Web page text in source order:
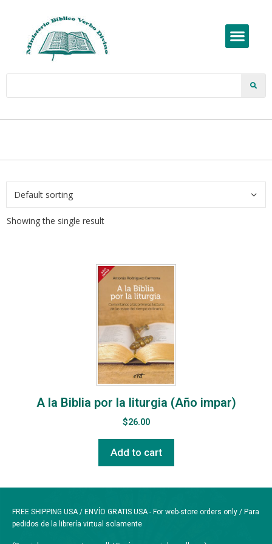
Showing the single result
A la Biblia por la liturgia (Año impar)
$26.00
Add to cart
FREE SHIPPING USA / ENVÍO GRATIS USA - For web-store orders only / Para
pedidos de la librería virtual solamente